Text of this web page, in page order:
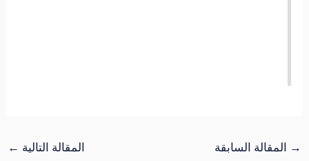
→ المقالة السابقة المقالة التالية ←